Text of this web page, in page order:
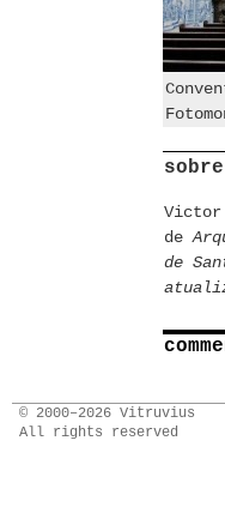
Victor
de
de
© 2000–2026 Vitruvius
All rights reserved